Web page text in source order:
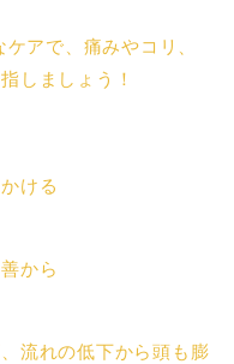
アで、痛みやコリ、
しましょう！
ける
から
流れの低下から頭も膨